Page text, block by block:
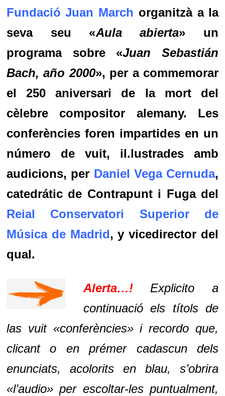
Fundació Juan March organitzà a la
seva seu «Aula abierta» un
programa sobre «Juan Sebastián
Bach, año 2000», per a commemorar
el 250 aniversari de la mort del
cèlebre compositor alemany. Les
conferències foren impartides en un
número de vuit, il.lustrades amb
audicions, per Daniel Vega Cernuda,
catedrátic de Contrapunt i Fuga del
Reial Conservatori Superior de
Música de Madrid, y vicedirector del
qual.
Alerta…!Explicito a
continuació els títols de
las vuit «conferències» i recordo que,
clicant o en prémer cadascun dels
enunciats, acolorits en blau, s’obrira
«l’audio» per escoltar-les puntualment,